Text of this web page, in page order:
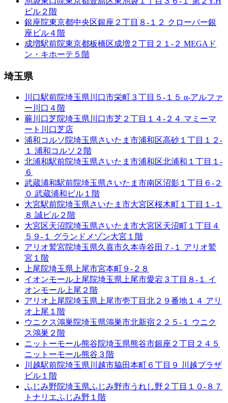
ビル２階
銀座院東京都中央区銀座２丁目８-１２ クローバー銀
座ビル４階
成増駅前院東京都板橋区成増２丁目２１-２ MEGAド
ン・キホーテ５階
埼玉県
川口駅前院埼玉県川口市栄町３丁目５-１５ α-アルファ
ー川口４階
蕨川口芝院埼玉県川口市芝２丁目１４-２４ マミーマ
ート川口芝店
浦和コルソ院埼玉県さいたま市浦和区高砂１丁目１２-
１ 浦和コルソ２階
北浦和駅前院埼玉県さいたま市浦和区北浦和１丁目１-
６
武蔵浦和駅前院埼玉県さいたま市南区沼影１丁目６-２
０ 武蔵浦和ビル１階
大宮駅前院埼玉県さいたま市大宮区桜木町１丁目１-１
８ 誠ビル２階
大宮区天沼院埼玉県さいたま市大宮区天沼町１丁目４
５９-１ グランドメゾン大宮１階
アリオ鷲宮院埼玉県久喜市久本寺谷田７-１ アリオ鷲
宮１階
上尾院埼玉県上尾市宮本町９-２８
イオンモール上尾院埼玉県上尾市愛宕３丁目８-１ イ
オンモール上尾２階
アリオ上尾院埼玉県上尾市壱丁目北２９番地１４ アリ
オ上尾１階
ウニクス鴻巣院埼玉県鴻巣市北新宿２２５-１ ウニク
ス鴻巣２階
ニットーモール熊谷院埼玉県熊谷市銀座２丁目２４５
ニットーモール熊谷３階
川越駅前院埼玉県川越市脇田本町６丁目９ 川越プラザ
ビル１階
ふじみ野院埼玉県ふじみ野市うれし野２丁目１０-８７
トナリエふじみ野１階